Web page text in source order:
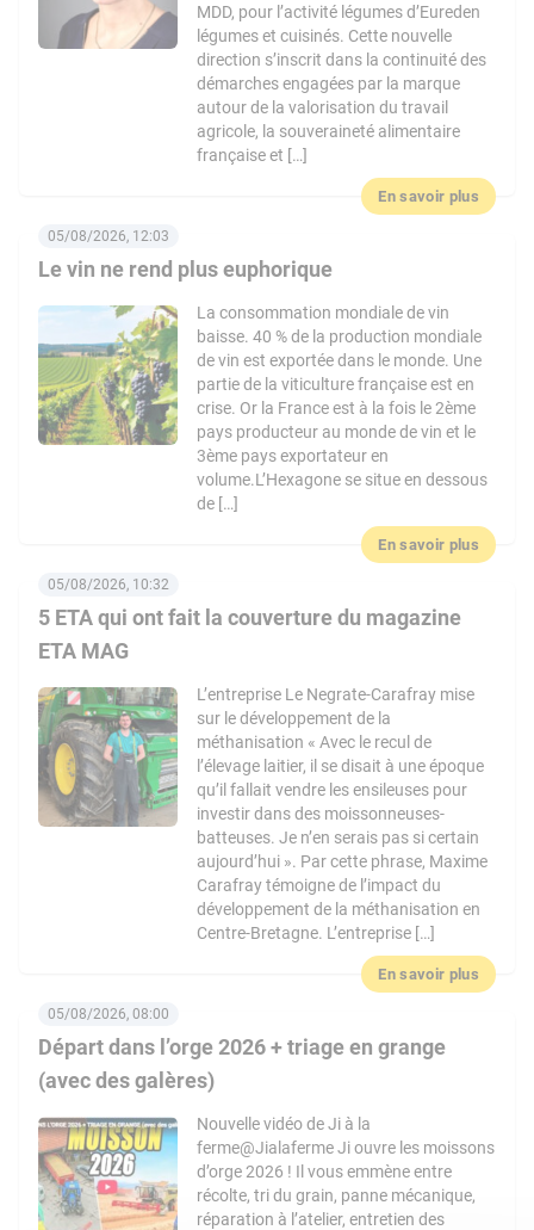
MDD, pour l’activité légumes d’Eureden
légumes et cuisinés. Cette nouvelle
direction s’inscrit dans la continuité des
démarches engagées par la marque
autour de la valorisation du travail
agricole, la souveraineté alimentaire
française et […]
En savoir plus
Le vin ne rend plus euphorique
05/08/2026, 12:03
La consommation mondiale de vin
baisse. 40 % de la production mondiale
de vin est exportée dans le monde. Une
partie de la viticulture française est en
crise. Or la France est à la fois le 2ème
pays producteur au monde de vin et le
3ème pays exportateur en
volume.L’Hexagone se situe en dessous
de […]
En savoir plus
5 ETA qui ont fait la couverture du magazine
ETA MAG
05/08/2026, 10:32
L’entreprise Le Negrate-Carafray mise
sur le développement de la
méthanisation « Avec le recul de
l’élevage laitier, il se disait à une époque
qu’il fallait vendre les ensileuses pour
investir dans des moissonneuses-
batteuses. Je n’en serais pas si certain
aujourd’hui ». Par cette phrase, Maxime
Carafray témoigne de l’impact du
développement de la méthanisation en
Centre-Bretagne. L’entreprise […]
En savoir plus
Départ dans l’orge 2026 + triage en grange
(avec des galères)
05/08/2026, 08:00
Nouvelle vidéo de Ji à la
ferme@Jialaferme Ji ouvre les moissons
d’orge 2026 ! Il vous emmène entre
récolte, tri du grain, panne mécanique,
réparation à l’atelier, entretien des